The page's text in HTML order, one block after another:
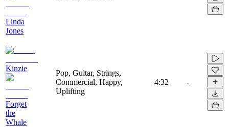
Linda
Jones
Kinzie
Forget
the
Whale
Pop, Guitar, Strings,
Commercial, Happy,
Uplifting
4:32 -